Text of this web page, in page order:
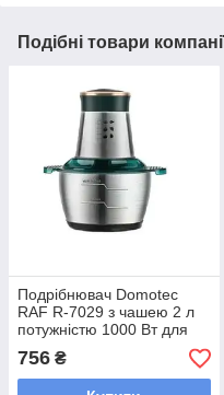
Подібні товари
Подрібнювач Domotec
RAF R-7029 з чашею 2 л
потужністю 1000 Вт для
овочів і фруктів колір
чорний
756 ₴